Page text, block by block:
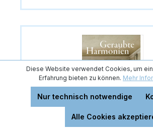
Diese Website verwendet Cookies, um
Erfahrung bieten zu können. Mehr
Nur technisch notwendige
Alle Cookies